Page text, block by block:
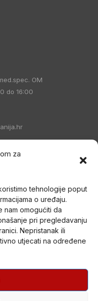
za
tehnologije poput
o uređaju.
nam omogućiti da
pri pregledavanju
Nepristanak ili
utjecati na određene
OM
do 16:00
osnovano je 1998. godine
je zajednica udruga
ustrojstvenih oblika –
Hrvatskog Crvenog križa.
i provodi akcije od opće
djeluje na temelju misije i